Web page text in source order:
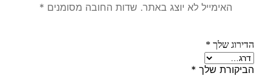
האימייל לא יוצג באתר. שדות החובה מסומנים *
הדירוג שלך *
הביקורת שלך *